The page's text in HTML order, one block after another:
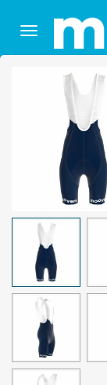
direct
naar
hoofdinhoud